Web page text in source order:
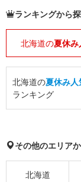
ランキングから
北海道の夏休み
北海道の夏休み人
ランキング
その他のエリア
北海道